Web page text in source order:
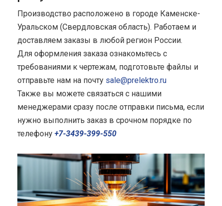
Производство расположено в городе Каменске-
Уральском (Свердловская область). Работаем и
доставляем заказы в любой регион России.
Для оформления заказа ознакомьтесь с
требованиями к чертежам, подготовьте файлы и
отправьте нам на почту sale@prelektro.ru
Также вы можете связаться с нашими
менеджерами сразу после отправки письма, если
нужно выполнить заказ в срочном порядке по
телефону +7-3439-399-550